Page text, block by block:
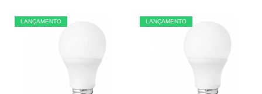
LANÇAMENTO LANÇAMENTO